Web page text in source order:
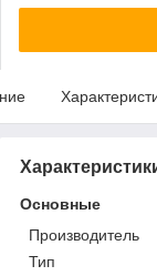
Основные
Производитель
Тип